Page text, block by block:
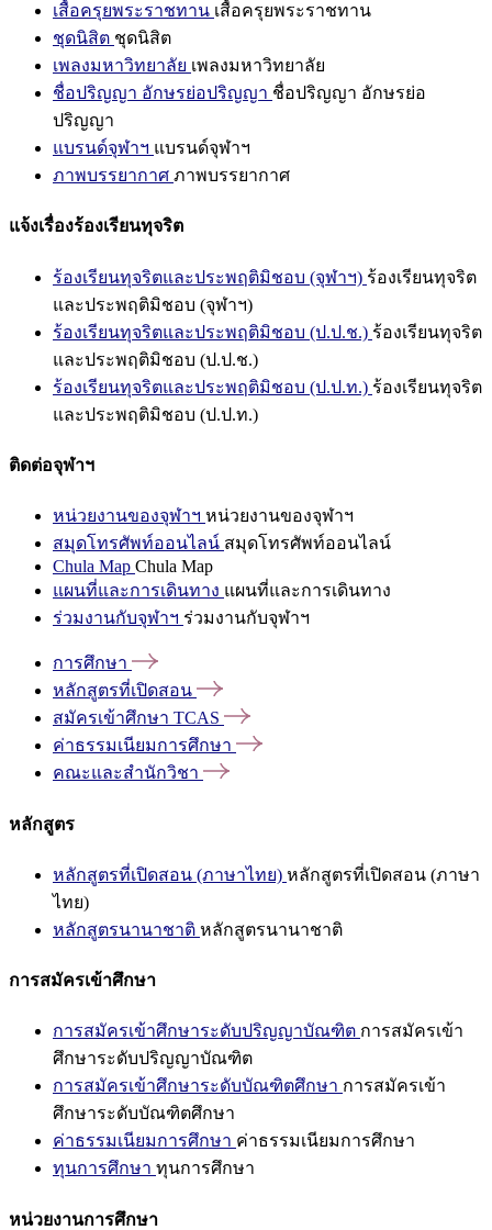
เสื้อครุยพระราชทาน เสื้อครุยพระราชทาน
ชุดนิสิต ชุดนิสิต
เพลงมหาวิทยาลัย เพลงมหาวิทยาลัย
ชื่อปริญญา อักษรย่อปริญญา ชื่อปริญญา อักษรย่อ
ปริญญา
แบรนด์จุฬาฯ แบรนด์จุฬาฯ
ภาพบรรยากาศ ภาพบรรยากาศ
แจ้งเรื่องร้องเรียนทุจริต
ร้องเรียนทุจริตและประพฤติมิชอบ (จุฬาฯ) ร้องเรียนทุจริต
และประพฤติมิชอบ (จุฬาฯ)
ร้องเรียนทุจริตและประพฤติมิชอบ (ป.ป.ช.) ร้องเรียนทุจริต
และประพฤติมิชอบ (ป.ป.ช.)
ร้องเรียนทุจริตและประพฤติมิชอบ (ป.ป.ท.) ร้องเรียนทุจริต
และประพฤติมิชอบ (ป.ป.ท.)
ติดต่อจุฬาฯ
หน่วยงานของจุฬาฯ หน่วยงานของจุฬาฯ
สมุดโทรศัพท์ออนไลน์ สมุดโทรศัพท์ออนไลน์
Chula Map Chula Map
แผนที่และการเดินทาง แผนที่และการเดินทาง
ร่วมงานกับจุฬาฯ ร่วมงานกับจุฬาฯ
การศึกษา
หลักสูตรที่เปิดสอน
สมัครเข้าศึกษา TCAS
ค่าธรรมเนียมการศึกษา
คณะและสำนักวิชา
หลักสูตร
หลักสูตรที่เปิดสอน (ภาษาไทย) หลักสูตรที่เปิดสอน (ภาษา
ไทย)
หลักสูตรนานาชาติ หลักสูตรนานาชาติ
การสมัครเข้าศึกษา
การสมัครเข้าศึกษาระดับปริญญาบัณฑิต การสมัครเข้า
ศึกษาระดับปริญญาบัณฑิต
การสมัครเข้าศึกษาระดับบัณฑิตศึกษา การสมัครเข้า
ศึกษาระดับบัณฑิตศึกษา
ค่าธรรมเนียมการศึกษา ค่าธรรมเนียมการศึกษา
ทุนการศึกษา ทุนการศึกษา
หน่วยงานการศึกษา